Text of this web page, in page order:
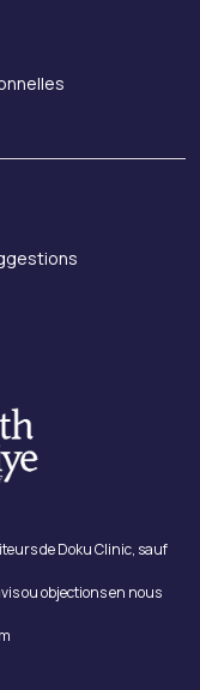
de Doku Clinic, sauf
ou objections en nous